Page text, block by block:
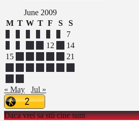
June 2009
M T W T F S
S
7
12
14
15
21
« May
Jul »
Daca vrei sa stii cine sunt